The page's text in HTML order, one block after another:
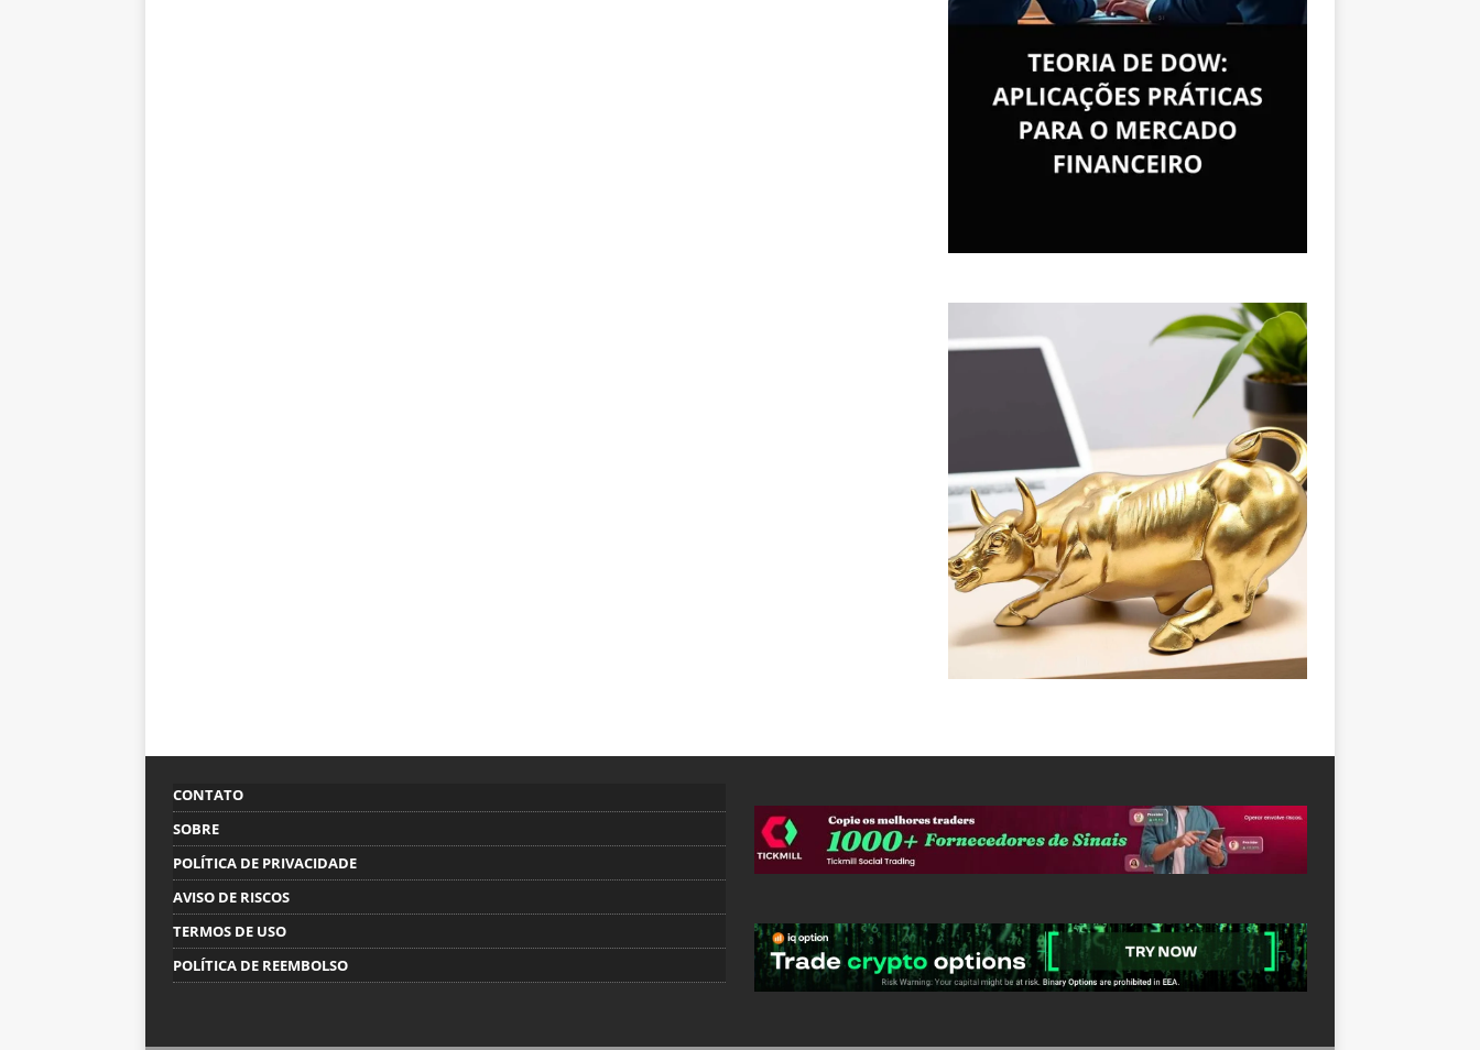
CONTATO
SOBRE
POLÍTICA DE PRIVACIDADE
AVISO DE RISCOS
TERMOS DE USO
POLÍTICA DE REEMBOLSO